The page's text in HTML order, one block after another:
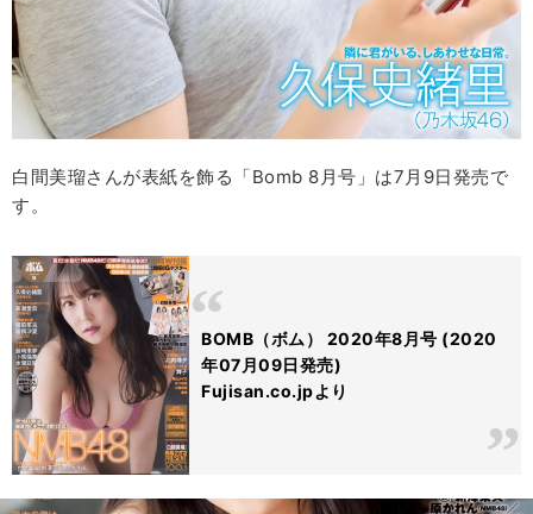
白間美瑠さんが表紙を飾る「Bomb 8月号」は7月9日発売で
す。
BOMB（ボム） 2020年8月号 (2020
年07月09日発売)
Fujisan.co.jpより